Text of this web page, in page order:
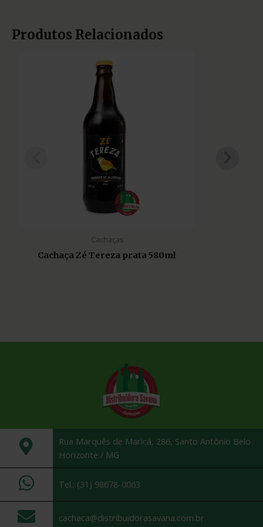
Produtos Relacionados
Cachaças
Cachaça Zé Tereza prata 580ml
Rua Marquês de Maricá, 286, Santo Antônio Belo
Horizonte / MG
Tel.: (31) 98678-0063
cachaca@distribuidorasavana.com.br